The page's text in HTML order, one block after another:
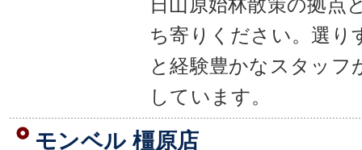
ち寄りください。選
と経験豊かなスタッフ
しています。
モンベル 橿原店